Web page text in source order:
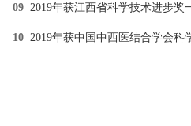
09 2019年获江西省科学技术进步奖
10 2019年获中国中西医结合学会科